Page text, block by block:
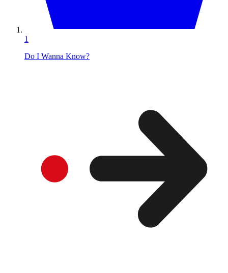
1
Do I Wanna Know?